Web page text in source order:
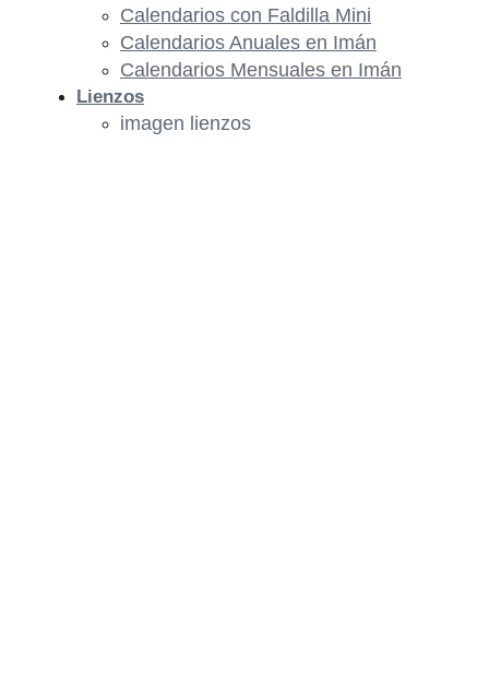
Calendarios con Faldilla Mini
Calendarios Anuales en Imán
Calendarios Mensuales en Imán
Lienzos
imagen lienzos